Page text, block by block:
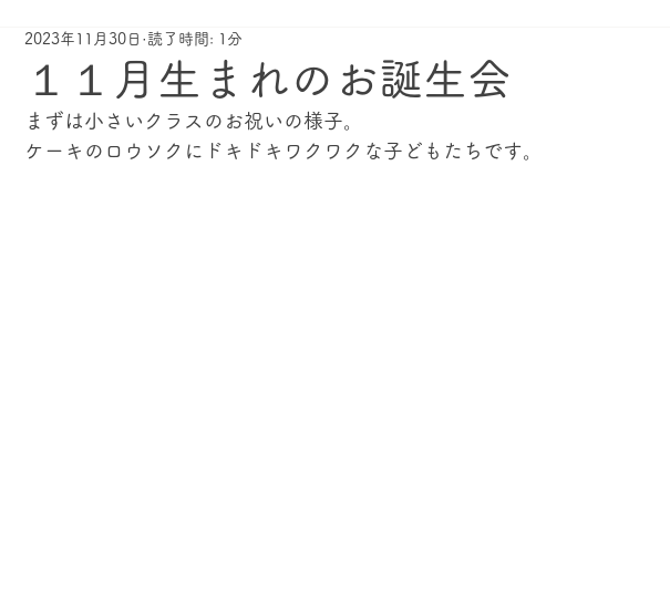
１１月生まれのお誕生会
2023年11月30日 読了時間: 1分
まずは小さいクラスのお祝いの様子。
ケーキのロウソクにドキドキワクワクな子どもたちです。